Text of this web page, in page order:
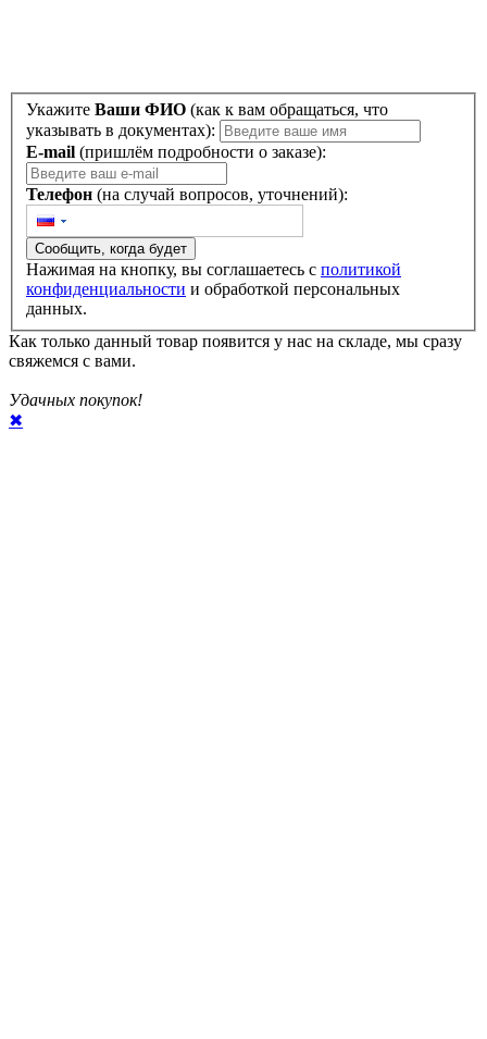
Укажите Ваши ФИО
указывать в документах):
E-mail (пришлём подробности о заказе):
Телефон (на случай вопросов, уточнений):
Сообщить, когда будет
Нажимая на кнопку, вы соглашаетесь с политикой
конфиденциальности
данных.
Как только данный товар появится у нас на складе, мы сразу
свяжемся с вами.
Удачных покупок!
✖